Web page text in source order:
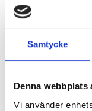
Samtycke
Denna webbplats
Vi använder